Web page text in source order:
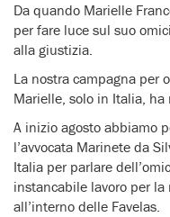
Da quando Marielle
per fare luce sul suo
alla giustizia.
La nostra campagna per
Marielle, solo in Italia,
A inizio agosto abbiamo
l’avvocata Marinete da
Italia per parlare
instancabile lavoro per
all’interno delle Favelas.